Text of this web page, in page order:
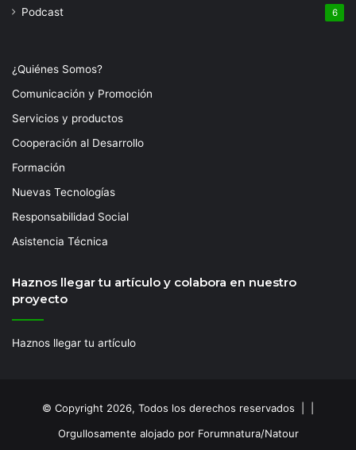
Podcast 6
¿Quiénes Somos?
Comunicación y Promoción
Servicios y productos
Cooperación al Desarrollo
Formación
Nuevas Tecnologías
Responsabilidad Social
Asistencia Técnica
Haznos llegar tu artículo y colabora en nuestro
proyecto
Haznos llegar tu artículo
© Copyright 2026, Todos los derechos reservados | |
Orgullosamente alojado por Forumnatura/Natour